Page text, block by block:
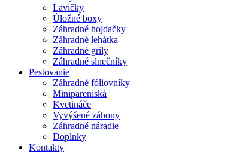
Lavičky
Úložné boxy
Záhradné hojdačky
Záhradné lehátka
Záhradné grily
Záhradné slnečníky
Pestovanie
Záhradné fóliovníky
Minipareniská
Kvetináče
Vyvýšené záhony
Záhradné náradie
Doplnky
Kontakty